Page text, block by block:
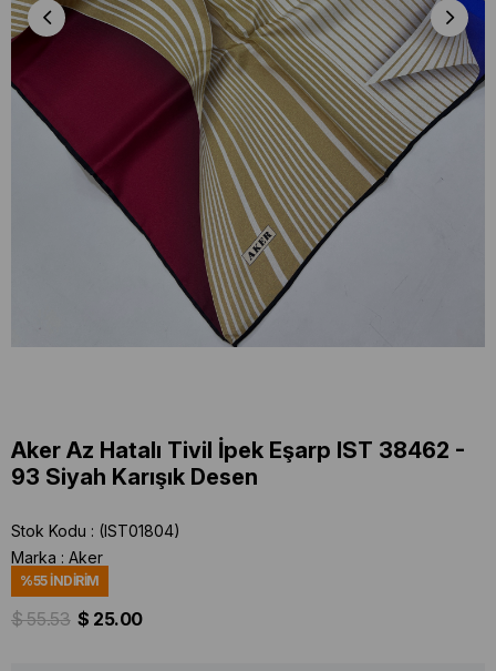
Aker Az Hatalı Tivil İpek Eşarp IST 38462 -
93 Siyah Karışık Desen
Stok Kodu
(IST01804)
Marka : Aker
%55İNDIRIM
$ 55.53 $ 25.00